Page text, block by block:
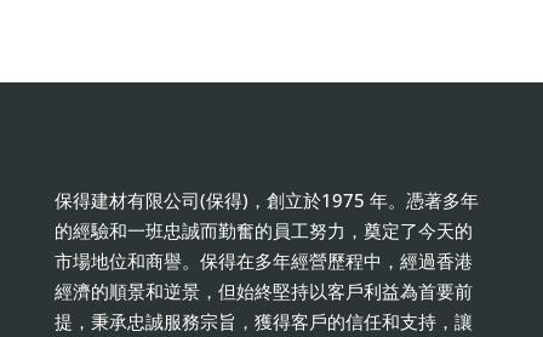
保得建材有限公司(保得)，創立於1975 年。憑著多年
的經驗和一班忠誠而勤奮的員工努力，奠定了今天的
市場地位和商譽。保得在多年經營歷程中，經過香港
經濟的順景和逆景，但始終堅持以客戶利益為首要前
提，秉承忠誠服務宗旨，獲得客戶的信任和支持，讓